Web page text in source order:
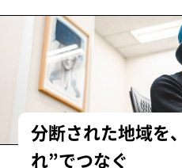
分断された地域を
れ”でつなぐ